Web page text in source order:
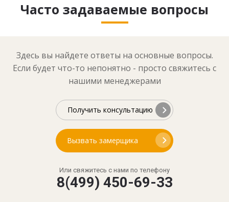
Часто задаваемые вопросы
Здесь вы найдете ответы на основные вопросы.
Если будет что-то непонятно - просто свяжитесь с
нашими менеджерами
Получить консультацию
Вызвать замерщика
Или свяжитесь с нами по телефону
8(499) 450-69-33